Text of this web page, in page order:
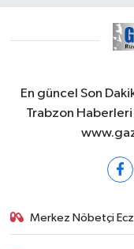
En güncel Son
Trabzon
Merkez Nöbetçi